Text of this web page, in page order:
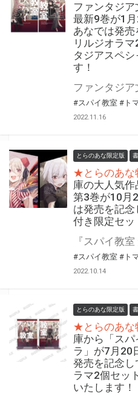
ファンタジ
最新9巻が1
あなでは発
リルジオラ
タジアスペ
す！
#スパイ教室 #ト
2022.11.16
とらのあな限定版
★とらのあ
庫の大人気
第3巻が10月
は発売を記
付き限定セッ
#スパイ教室 #ト
2022.10.14
とらのあな限定版
★とらのあ
庫から「ス
ラ」が7月20
発売を記念し
ラマ2個セッ
いたします！